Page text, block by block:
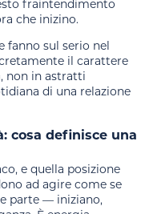
fraintendimento
che inizino.
fanno sul serio nel
il carattere
non in astratti
di una relazione
cosa definisce una
e quella posizione
ad agire come se
parte — iniziano,